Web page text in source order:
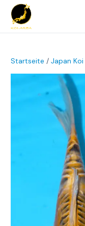
Startseite /Japan Koi